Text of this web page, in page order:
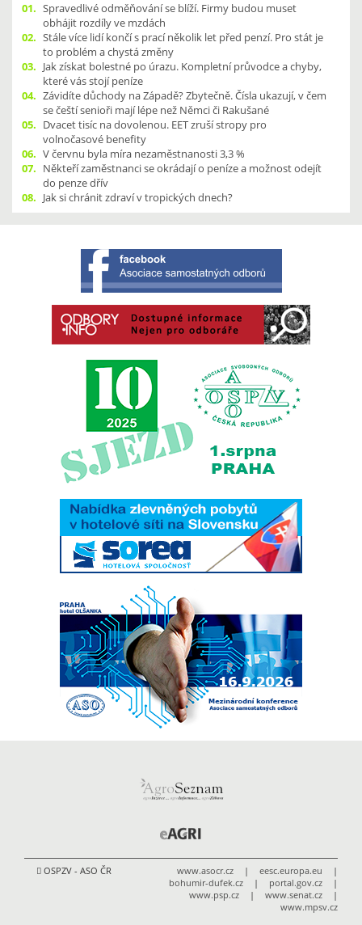
01. Spravedlivé odměňování se blíží. Firmy budou muset
obhájit rozdíly ve mzdách
02. Stále více lidí končí s prací několik let před penzí. Pro stát je
to problém a chystá změny
03. Jak získat bolestné po úrazu. Kompletní průvodce a chyby,
které vás stojí peníze
04. Závidíte důchody na Západě? Zbytečně. Čísla ukazují, v čem
se čeští senioři mají lépe než Němci či Rakušané
05. Dvacet tisíc na dovolenou. EET zruší stropy pro
volnočasové benefity
06. V červnu byla míra nezaměstnanosti 3,3 %
07. Někteří zaměstnanci se okrádají o peníze a možnost odejít
do penze dřív
08. Jak si chránit zdraví v tropických dnech?
OSPZV - ASO ČR www.asocr.cz | eesc.europa.eu
|
bohumir-dufek.cz
| portal.gov.cz
|
www.psp.cz
| www.senat.cz
|
www.mpsv.cz